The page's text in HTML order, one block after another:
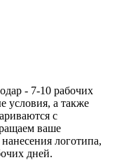
- 7-10 рабочих
условия, а также
с
ваше
логотипа,
дней.